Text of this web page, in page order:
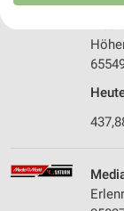
Website/App.
Partnerliste
IAB-
Speichern von
Verwendung
Werbeanzeigen